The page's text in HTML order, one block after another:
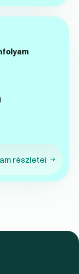
részletei